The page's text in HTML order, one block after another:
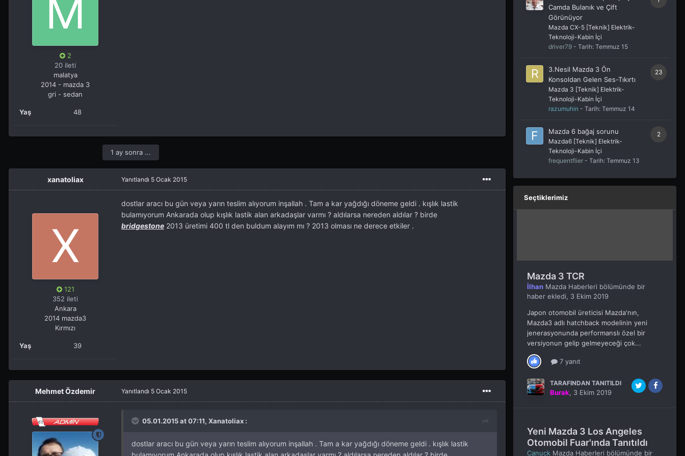
2
20 ileti
malatya
2014 - mazda 3
gri - sedan
Yaş 48
1 ay sonra ...
xanatoliax
121
352 ileti
Ankara
2014 mazda3
Kırmızı
Yaş 39
Yanıtlandı 5 Ocak 2015
dostlar aracı bu gün veya yarın teslim alıyorum inşallah . Tam a kar yağdığı döneme geldi . kışlık lastik
bulamıyorum Ankarada olup kışlık lastik alan arkadaşlar varmı ? aldılarsa nereden aldılar ? birde
bridgestone 2013 üretimi 400 tl den buldum alayım mı ? 2013 olması ne derece etkiler .
Mehmet Özdemir Yanıtlandı 5 Ocak 2015
05.01.2015 at 07:11, Xanatoliax :
dostlar aracı bu gün veya yarın teslim alıyorum inşallah . Tam a kar yağdığı döneme geldi . kışlık lastik
Camda Bulanık ve Çift
Görünüyor
Mazda CX-5 [Teknik] Elektrik-
Teknoloji-Kabin İçi
driver79 - Tarih: Temmuz 15
23
3.Nesil Mazda 3 Ön
Konsoldan Gelen Ses-Tıkırtı
Mazda 3 [Teknik] Elektrik-
Teknoloji-Kabin İçi
razumuhin - Tarih: Temmuz 14
2
Mazda 6 bağaj sorunu
Mazda6 [Teknik] Elektrik-
Teknoloji-Kabin İçi
frequentflier - Tarih: Temmuz 13
Seçtiklerimiz
Mazda 3 TCR
İlhan Mazda Haberleri bölümünde bir
haber ekledi, 3 Ekim 2019
Japon otomobil üreticisi Mazda'nın,
Mazda3 adlı hatchback modelinin yeni
jenerasyonunda performanslı özel bir
versiyonun gelip gelmeyeceği çok...
7 yanıt
TARAFINDAN TANITILDI
Burak, 3 Ekim 2019
Yeni Mazda 3 Los Angeles
Otomobil Fuar'ında Tanıtıldı
Canuck Mazda Haberleri bölümünde bir